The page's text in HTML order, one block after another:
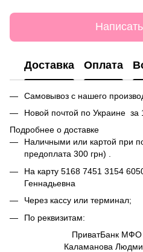
Доставка Оплата
Самовывоз с нашего
Новой почтой по Украине за
Подробнее о доставке
Наличными или картой при
предоплата 300 грн) .
На карту 5168 7451 3154
Геннадьевна
Через кассу или терминал;
По реквизитам:
ПриватБанк МФО
Каламанова